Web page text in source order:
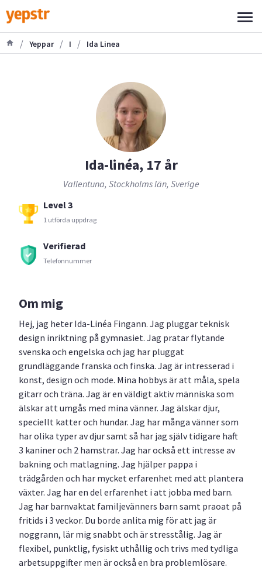
/ Yeppar / I / Ida Linea
Ida-linéa, 17 år
Vallentuna, Stockholms län, Sverige
Level 3
1 utförda uppdrag
Verifierad
Telefonnummer
Om mig
Hej, jag heter Ida-Linéa Fingann. Jag pluggar teknisk
design inriktning på gymnasiet. Jag pratar flytande
svenska och engelska och jag har pluggat
grundläggande franska och finska. Jag är intresserad i
konst, design och mode. Mina hobbys är att måla, spela
gitarr och träna. Jag är en väldigt aktiv människa som
älskar att umgås med mina vänner. Jag älskar djur,
speciellt katter och hundar. Jag har många vänner som
har olika typer av djur samt så har jag själv tidigare haft
3 kaniner och 2 hamstrar. Jag har också ett intresse av
bakning och matlagning. Jag hjälper pappa i
trädgården och har mycket erfarenhet med att plantera
växter. Jag har en del erfarenhet i att jobba med barn.
Jag har barnvaktat familjevänners barn samt praoat på
fritids i 3 veckor. Du borde anlita mig för att jag är
noggrann, lär mig snabbt och är stresstålig. Jag är
flexibel, punktlig, fysiskt uthållig och trivs med tydliga
arbetsuppgifter men är också en bra problemlösare.